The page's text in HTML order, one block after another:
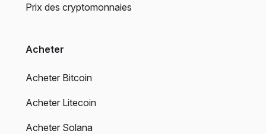
Prix des cryptomonnaies
Acheter
Acheter Bitcoin
Acheter Litecoin
Acheter Solana